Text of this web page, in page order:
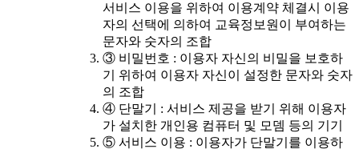
서비스 이용을 위하여 이용계약 체결시 이용
자의 선택에 의하여 교육정보원이 부여하는
문자와 숫자의 조합
③ 비밀번호 : 이용자 자신의 비밀을 보호하
기 위하여 이용자 자신이 설정한 문자와 숫자
의 조합
④ 단말기 : 서비스 제공을 받기 위해 이용자
가 설치한 개인용 컴퓨터 및 모뎀 등의 기기
⑤ 서비스 이용 : 이용자가 단말기를 이용하